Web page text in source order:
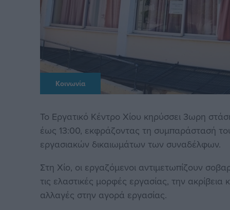
Κοινωνία
Το Εργατικό Κέντρο Χίου κηρύσσει 3ωρη
έως 13:00, εκφράζοντας τη συμπαράστασή
εργασιακών δικαιωμάτων των συναδέλφων.
Στη Χίο, οι εργαζόμενοι αντιμετωπίζουν
τις ελαστικές μορφές εργασίας, την ακρίβεια
αλλαγές στην αγορά εργασίας.